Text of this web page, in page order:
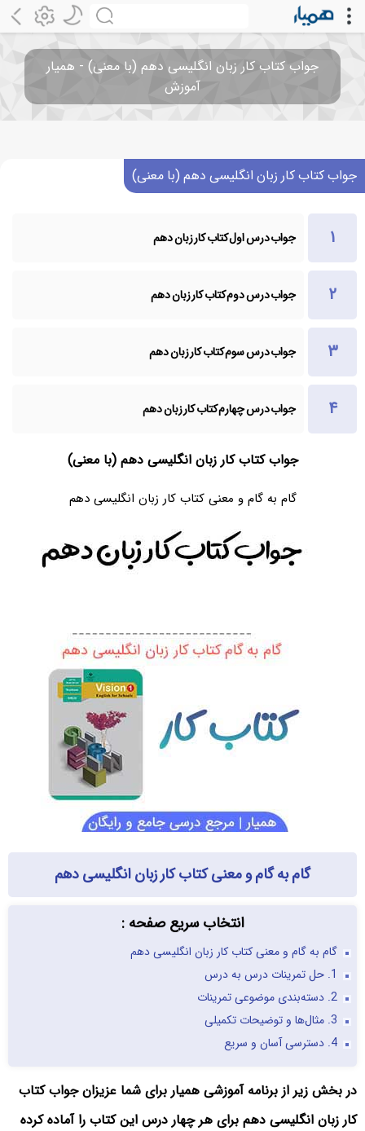
جواب کتاب کار زبان انگلیسی دهم (با معنی) - همیار
آموزش
جواب کتاب کار زبان انگلیسی دهم (با معنی)
جواب درس اول کتاب کار زبان دهم
جواب درس دوم کتاب کار زبان دهم
جواب درس سوم کتاب کار زبان دهم
جواب درس چهارم کتاب کار زبان دهم
جواب کتاب کار زبان انگلیسی دهم (با معنی)
گام به گام و معنی کتاب کار زبان انگلیسی دهم
گام به گام و معنی کتاب کار زبان انگلیسی دهم
انتخاب سریع صفحه :
گام به گام و معنی کتاب کار زبان انگلیسی دهم
1. حل تمرینات درس به درس
2. دسته‌بندی موضوعی تمرینات
3. مثال‌ها و توضیحات تکمیلی
4. دسترسی آسان و سریع
در بخش زیر از برنامه آموزشی همیار برای شما عزیزان جواب کتاب
کار زبان انگلیسی دهم برای هر چهار درس این کتاب را آماده کرده